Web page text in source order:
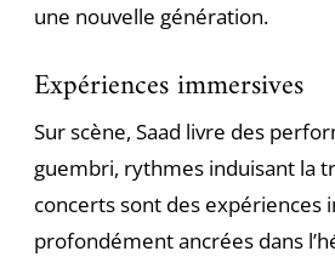
une nouvelle génération.
Expériences immersives
Sur scène, Saad livre des
guembri, rythmes induisant la
concerts sont des expériences
profondément ancrées dans